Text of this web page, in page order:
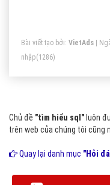
tạo, xóa Database và
Procedure, hàm trong
thiết lập quyền truy
Bài viết tạo bởi: VietAds |
nhập(1286)
Chủ đề "tìm hiểu sql" luôn
trên web của chúng tôi cũng
Quay lại danh mục "Hỏi